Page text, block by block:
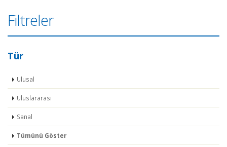
Filtreler
Tür
Ulusal
Uluslararası
Sanal
Tümünü Göster